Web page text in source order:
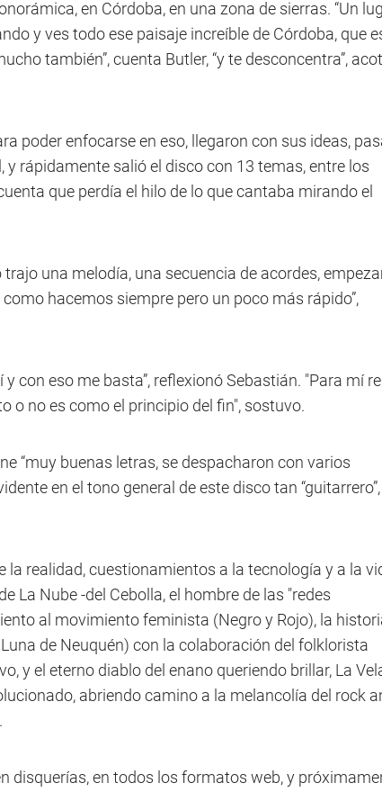
en Córdoba, en una zona de sierras. “Un
y ves todo ese paisaje increíble de Córdoba, que
también”, cuenta Butler, “y te desconcentra”,
poder enfocarse en eso, llegaron con sus ideas,
y rápidamente salió el disco con 13 temas, entre los
que perdía el hilo de lo que cantaba mirando el
una melodía, una secuencia de acordes,
hacemos siempre pero un poco más rápido”,
y con eso me basta”, reflexionó Sebastián. "Para mí
o no es como el principio del fin", sostuvo.
“muy buenas letras, se despacharon con varios
en el tono general de este disco tan “guitarrero”,
la realidad, cuestionamientos a la tecnología y a la
La Nube -del Cebolla, el hombre de las "redes
al movimiento feminista (Negro y Rojo), la
de Neuquén) con la colaboración del folklorista
y el eterno diablo del enano queriendo brillar, La
abriendo camino a la melancolía del rock
disquerías, en todos los formatos web, y